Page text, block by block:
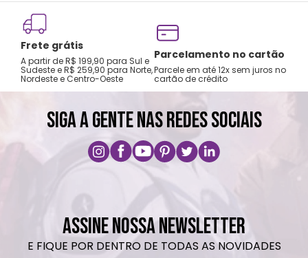
abrasivos.
Frete grátis
A partir de R$ 199,90 para Sul e
Sudeste e R$ 259,90 para Norte,
Nordeste e Centro-Oeste
Parcelamento no cartão
Parcele em até 12x sem juros no
cartão de crédito
SIGA A GENTE NAS REDES SOCIAIS
ASSINE NOSSA NEWSLETTER
E FIQUE POR DENTRO DE TODAS AS NOVIDADES